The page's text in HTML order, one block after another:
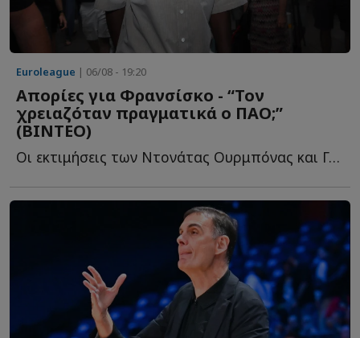
Euroleague | 06/08 - 19:20
Απορίες για Φρανσίσκο - “Τον
χρειαζόταν πραγματικά ο ΠΑΟ;”
(ΒΙΝΤΕΟ)
Oι εκτιμήσεις των Ντονάτας Ουρμπόνας και Γκίτις Μπλαζεβίτσιους γ...